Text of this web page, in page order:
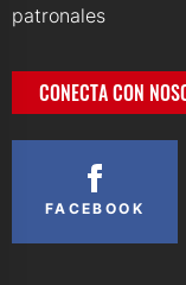
patronales
CONECTA CON
FACEBOOK